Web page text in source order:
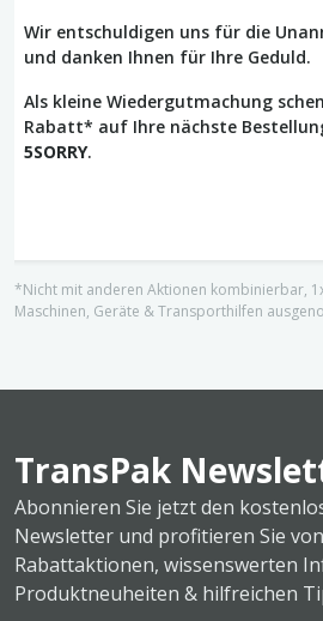
Wir entschuldigen uns für die
und danken Ihnen für Ihre Geduld.
Als kleine Wiedergutmachung
Rabatt* auf Ihre nächste
5SORRY.
*Nicht mit anderen Aktionen kombinierbar,
Maschinen, Geräte & Transporthilfen
TransPak
Abonnieren Sie jetzt den
Newsletter und profitieren Sie
Rabattaktionen, wissenswerten
Produktneuheiten & hilfreichen